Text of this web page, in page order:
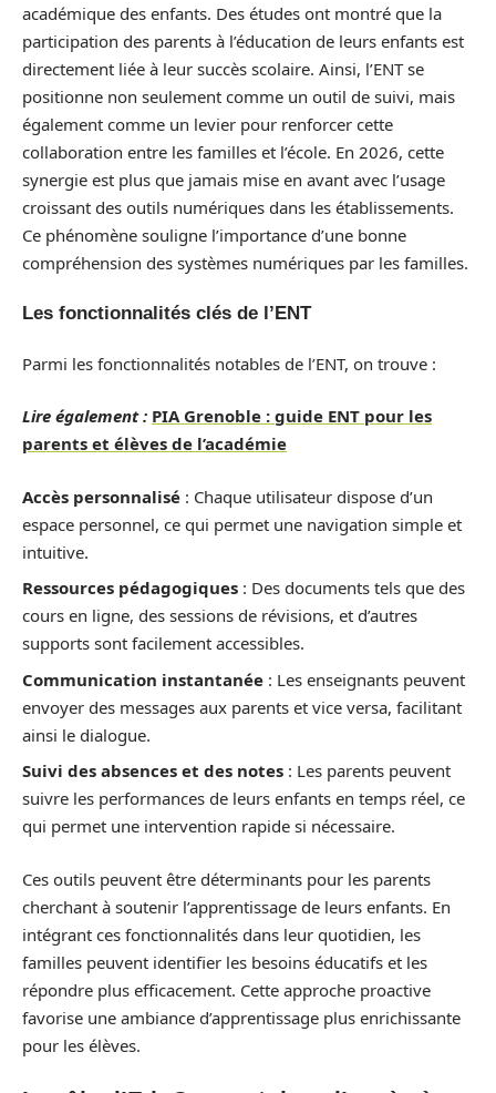
académique des enfants. Des études ont montré que la
participation des parents à l’éducation de leurs enfants est
directement liée à leur succès scolaire. Ainsi, l’ENT se
positionne non seulement comme un outil de suivi, mais
également comme un levier pour renforcer cette
collaboration entre les familles et l’école. En 2026, cette
synergie est plus que jamais mise en avant avec l’usage
croissant des outils numériques dans les établissements.
Ce phénomène souligne l’importance d’une bonne
compréhension des systèmes numériques par les familles.
Les fonctionnalités clés de l’ENT
Parmi les fonctionnalités notables de l’ENT, on trouve :
Lire également : PIA Grenoble : guide ENT pour les
parents et élèves de l’académie
Accès personnalisé : Chaque utilisateur dispose d’un
espace personnel, ce qui permet une navigation simple et
intuitive.
Ressources pédagogiques : Des documents tels que des
cours en ligne, des sessions de révisions, et d’autres
supports sont facilement accessibles.
Communication instantanée : Les enseignants peuvent
envoyer des messages aux parents et vice versa, facilitant
ainsi le dialogue.
Suivi des absences et des notes : Les parents peuvent
suivre les performances de leurs enfants en temps réel, ce
qui permet une intervention rapide si nécessaire.
Ces outils peuvent être déterminants pour les parents
cherchant à soutenir l’apprentissage de leurs enfants. En
intégrant ces fonctionnalités dans leur quotidien, les
familles peuvent identifier les besoins éducatifs et les
répondre plus efficacement. Cette approche proactive
favorise une ambiance d’apprentissage plus enrichissante
pour les élèves.